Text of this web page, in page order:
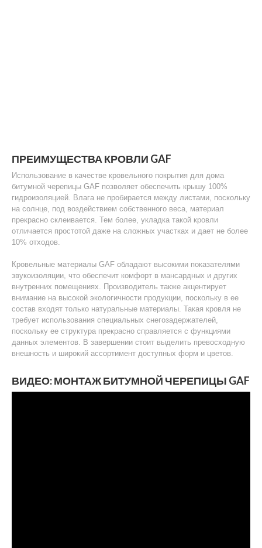
ПРЕИМУЩЕСТВА КРОВЛИ GAF
Использование в качестве кровельного покрытия для дома
битумной черепицы GAF позволяет обеспечить крышу 100%
гидроизоляцией. Влага не пробирается между листами, поскольку
на солнце, под воздействием собственного веса, материал
прекрасно склеивается. Тем более, укладка такой кровли
отличается простотой даже на сложных участках и дает не более
10% отходов.
Кровельные материалы GAF обладают высокими показателями
звукоизоляции, что обеспечит комфорт в мансардных и других
внутренних помещениях. Производитель также акцентирует
внимание на высокой экологичности продукции, поскольку в ее
состав входят только натуральные материалы. Такая кровля не
требует использования специальных снегозадержателей,
поскольку ее структура прекрасно справляется с функциями
данных элементов. В завершении стоит выделить превосходную
внешность и широкий ассортимент доступных форм и цветов.
ВИДЕО: МОНТАЖ БИТУМНОЙ ЧЕРЕПИЦЫ GAF